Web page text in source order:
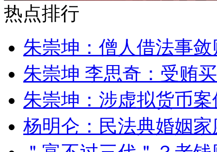
热点排行
朱崇坤：僧人借法事
朱崇坤 李思奇：受贿
朱崇坤：涉虚拟货币
杨明仑：民法典婚姻